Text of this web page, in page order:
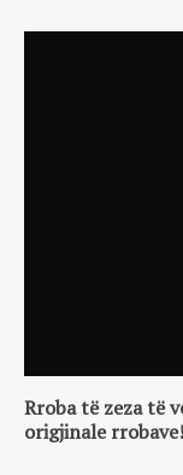
Rroba të zeza të
origjinale rrobave!